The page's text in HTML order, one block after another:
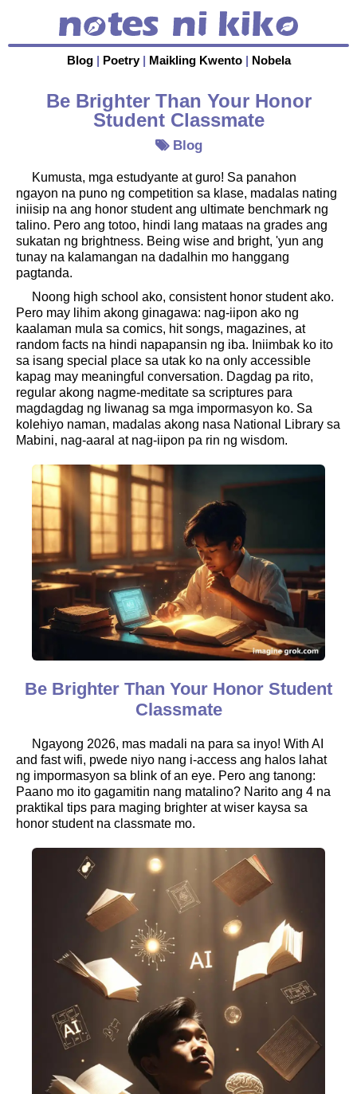
Blog| Poetry| Maikling Kwento| Nobela
Be Brighter Than Your Honor
Student Classmate
Blog
Kumusta, mga estudyante at guro! Sa panahon
ngayon na puno ng competition sa klase, madalas nating
iniisip na ang honor student ang ultimate benchmark ng
talino. Pero ang totoo, hindi lang mataas na grades ang
sukatan ng brightness. Being wise and bright, 'yun ang
tunay na kalamangan na dadalhin mo hanggang
pagtanda.
Noong high school ako, consistent honor student ako.
Pero may lihim akong ginagawa: nag-iipon ako ng
kaalaman mula sa comics, hit songs, magazines, at
random facts na hindi napapansin ng iba. Iniimbak ko ito
sa isang special place sa utak ko na only accessible
kapag may meaningful conversation. Dagdag pa rito,
regular akong nagme-meditate sa scriptures para
magdagdag ng liwanag sa mga impormasyon ko. Sa
kolehiyo naman, madalas akong nasa National Library sa
Mabini, nag-aaral at nag-iipon pa rin ng wisdom.
Be Brighter Than Your Honor Student
Classmate
Ngayong 2026, mas madali na para sa inyo! With AI
and fast wifi, pwede niyo nang i-access ang halos lahat
ng impormasyon sa blink of an eye. Pero ang tanong:
Paano mo ito gagamitin nang matalino? Narito ang 4 na
praktikal tips para maging brighter at wiser kaysa sa
honor student na classmate mo.